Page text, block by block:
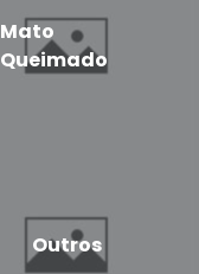
Mato
Queimado
Outros